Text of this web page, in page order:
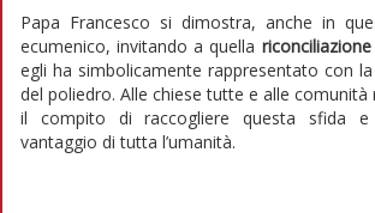
Papa Francesco si dimostra, anche in
ecumenico, invitando a quella
egli ha simbolicamente rappresentato con
del poliedro. Alle chiese tutte e alle
il compito di raccogliere questa sfida
vantaggio di tutta l’umanità.